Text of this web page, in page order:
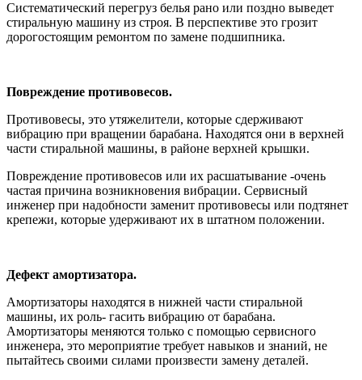
Систематический перегруз белья рано или поздно выведет
стиральную машину из строя. В перспективе это грозит
дорогостоящим ремонтом по замене подшипника.
Повреждение противовесов.
Противовесы, это утяжелители, которые сдерживают
вибрацию при вращении барабана. Находятся они в верхней
части стиральной машины, в районе верхней крышки.
Повреждение противовесов или их расшатывание -очень
частая причина возникновения вибрации. Сервисный
инженер при надобности заменит противовесы или подтянет
крепежи, которые удерживают их в штатном положении.
Дефект амортизатора.
Амортизаторы находятся в нижней части стиральной
машины, их роль- гасить вибрацию от барабана.
Амортизаторы меняются только с помощью сервисного
инженера, это мероприятие требует навыков и знаний, не
пытайтесь своими силами произвести замену деталей.